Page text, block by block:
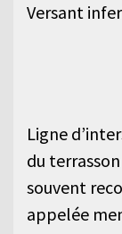
Versant
Ligne
du
souvent
appelée